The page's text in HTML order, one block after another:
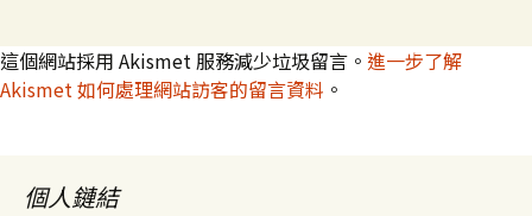
這個網站採用 Akismet 服務減少垃圾留言。 進一步了解
Akismet 如何處理網站訪客的留言資料 。
個人鏈結